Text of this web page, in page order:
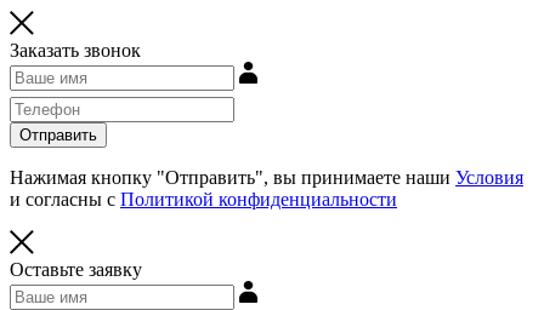
Заказать звонок
Отправить
Нажимая кнопку "Отправить", вы принимаете наши Условия
и согласны с Политикой конфиденциальности
Оставьте заявку